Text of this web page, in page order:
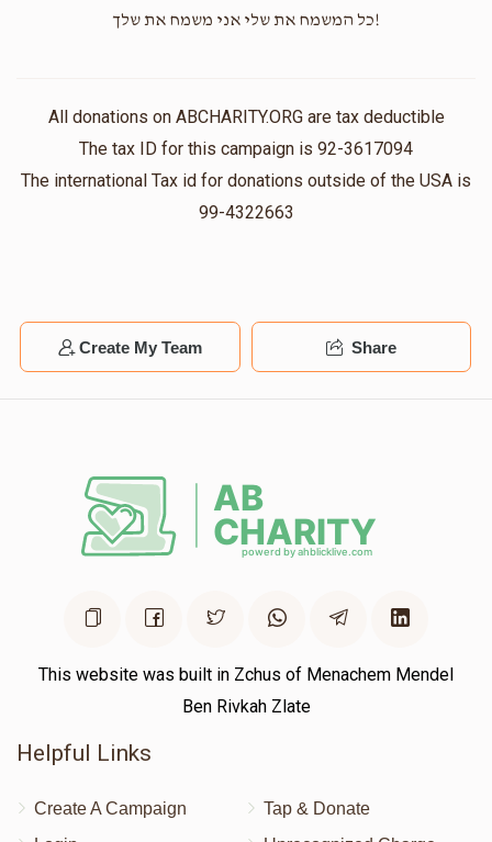
1 year ago $36.00
!כל המשמח את שלי אני משמח את שלך
All donations on ABCHARITY.ORG are tax deductible
The tax ID for this campaign is 92-3617094
The international Tax id for donations outside of the USA is
99-4322663
Create My Team Share
This website was built in Zchus of Menachem Mendel
Ben Rivkah Zlate
Helpful Links
Create A Campaign
Tap & Donate